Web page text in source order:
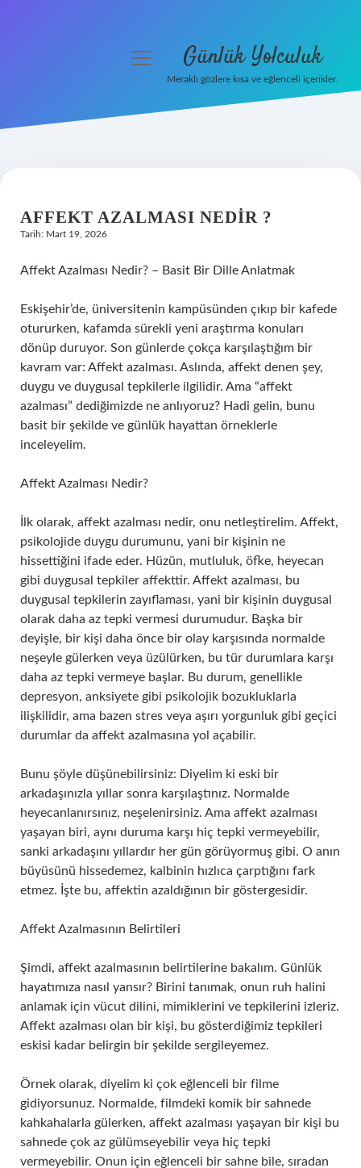
Hakkımızda
menüyü
Günlük Yolculuk
Meraklı gözlere kısa ve eğlenceli içerikler.
AFFEKT AZALMASI NEDIR ?
Tarih: Mart 19, 2026
Affekt Azalması Nedir? – Basit Bir Dille Anlatmak
Eskişehir’de, üniversitenin kampüsünden çıkıp bir kafede
otururken, kafamda sürekli yeni araştırma konuları
dönüp duruyor. Son günlerde çokça karşılaştığım bir
kavram var: Affekt azalması. Aslında, affekt denen şey,
duygu ve duygusal tepkilerle ilgilidir. Ama “affekt
azalması” dediğimizde ne anlıyoruz? Hadi gelin, bunu
basit bir şekilde ve günlük hayattan örneklerle
inceleyelim.
Affekt Azalması Nedir?
İlk olarak, affekt azalması nedir, onu netleştirelim. Affekt,
psikolojide duygu durumunu, yani bir kişinin ne
hissettiğini ifade eder. Hüzün, mutluluk, öfke, heyecan
gibi duygusal tepkiler affekttir. Affekt azalması, bu
duygusal tepkilerin zayıflaması, yani bir kişinin duygusal
olarak daha az tepki vermesi durumudur. Başka bir
deyişle, bir kişi daha önce bir olay karşısında normalde
neşeyle gülerken veya üzülürken, bu tür durumlara karşı
daha az tepki vermeye başlar. Bu durum, genellikle
depresyon, anksiyete gibi psikolojik bozukluklarla
ilişkilidir, ama bazen stres veya aşırı yorgunluk gibi geçici
durumlar da affekt azalmasına yol açabilir.
Bunu şöyle düşünebilirsiniz: Diyelim ki eski bir
arkadaşınızla yıllar sonra karşılaştınız. Normalde
heyecanlanırsınız, neşelenirsiniz. Ama affekt azalması
yaşayan biri, aynı duruma karşı hiç tepki vermeyebilir,
sanki arkadaşını yıllardır her gün görüyormuş gibi. O anın
büyüsünü hissedemez, kalbinin hızlıca çarptığını fark
etmez. İşte bu, affektin azaldığının bir göstergesidir.
Affekt Azalmasının Belirtileri
Şimdi, affekt azalmasının belirtilerine bakalım. Günlük
hayatımıza nasıl yansır? Birini tanımak, onun ruh halini
anlamak için vücut dilini, mimiklerini ve tepkilerini izleriz.
Affekt azalması olan bir kişi, bu gösterdiğimiz tepkileri
eskisi kadar belirgin bir şekilde sergileyemez.
Örnek olarak, diyelim ki çok eğlenceli bir filme
gidiyorsunuz. Normalde, filmdeki komik bir sahnede
kahkahalarla gülerken, affekt azalması yaşayan bir kişi bu
sahnede çok az gülümseyebilir veya hiç tepki
vermeyebilir. Onun için eğlenceli bir sahne bile, sıradan